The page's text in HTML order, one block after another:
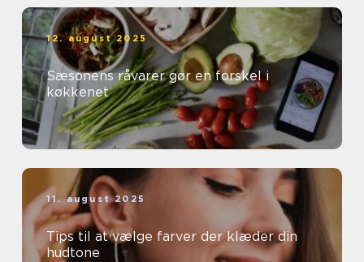
12. august 2025
Sæsonens råvarer gør en forskel i
køkkenet
11. august 2025
Tips til at vælge farver der klæder din
hudtone